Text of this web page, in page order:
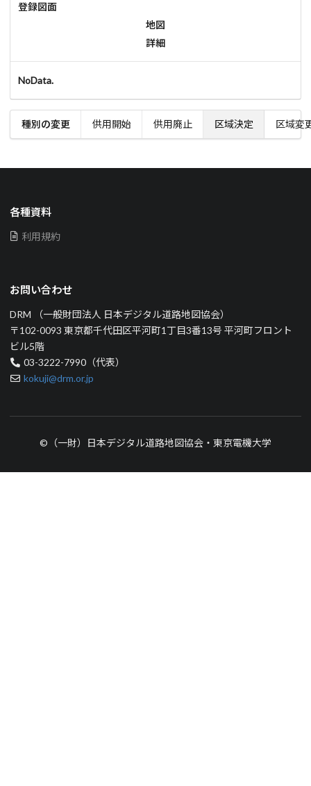
登録図面
地図
詳細
NoData.
種別の変更 供用開始 供用廃止 区域決定 区域変
各種資料
利用規約
お問い合わせ
DRM （一般財団法人 日本デジタル道路地図協会）
〒102-0093 東京都千代田区平河町1丁目3番13号 平河町フロント
ビル5階
03-3222-7990（代表）
kokuji@drm.or.jp
©（一財）日本デジタル道路地図協会・東京電機大学